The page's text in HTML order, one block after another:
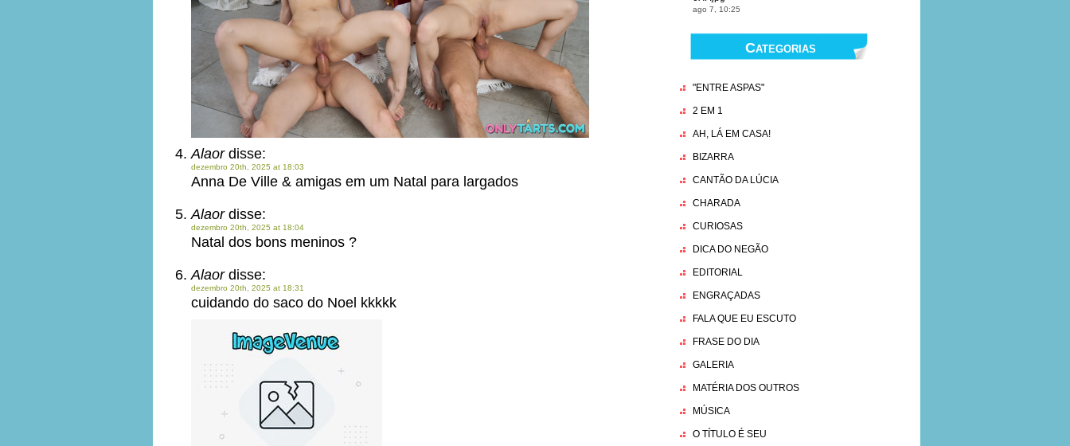
Alaordisse:
dezembro 20th, 2025 at 18:03
Anna De Ville & amigas em um Natal para largados
Alaordisse:
dezembro 20th, 2025 at 18:04
Natal dos bons meninos ?
Alaordisse:
dezembro 20th, 2025 at 18:31
cuidando do saco do Noel kkkkk
ago 7, 10:25
Categorias
"ENTRE ASPAS"
2 EM 1
AH, LÁ EM CASA!
BIZARRA
CANTÃO DA LÚCIA
CHARADA
CURIOSAS
DICA DO NEGÃO
EDITORIAL
ENGRAÇADAS
FALA QUE EU ESCUTO
FRASE DO DIA
GALERIA
MATÉRIA DOS OUTROS
MÚSICA
O TÍTULO É SEU